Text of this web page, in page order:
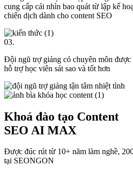
cung cấp cái nhìn bao quát từ lập kế
chiến dịch dành cho content SEO
03.
Đội ngũ trợ giảng có chuyên môn
hỗ trợ học viên sát sao và tốt hơn
Khoá đào tạo Content
SEO AI MAX
Được đúc rút từ 10+ năm làm nghề,
tại SEONGON